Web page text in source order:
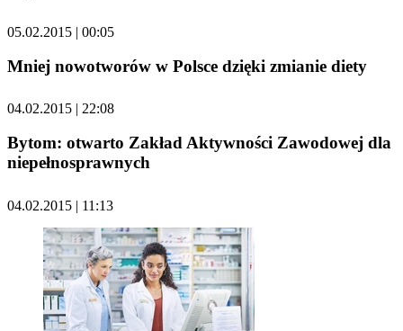
05.02.2015 | 00:05
Mniej nowotworów w Polsce dzięki zmianie diety
04.02.2015 | 22:08
Bytom: otwarto Zakład Aktywności Zawodowej dla
niepełnosprawnych
04.02.2015 | 11:13